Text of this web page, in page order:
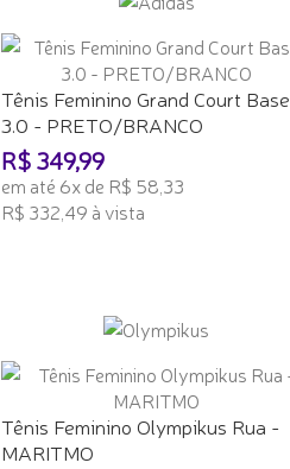
Tênis Feminino Grand Court Base
3.0 - PRETO/BRANCO
R$ 349,99
em até 6x de R$ 58,33
R$ 332,49 à vista
Tênis Feminino Olympikus Rua -
MARITMO